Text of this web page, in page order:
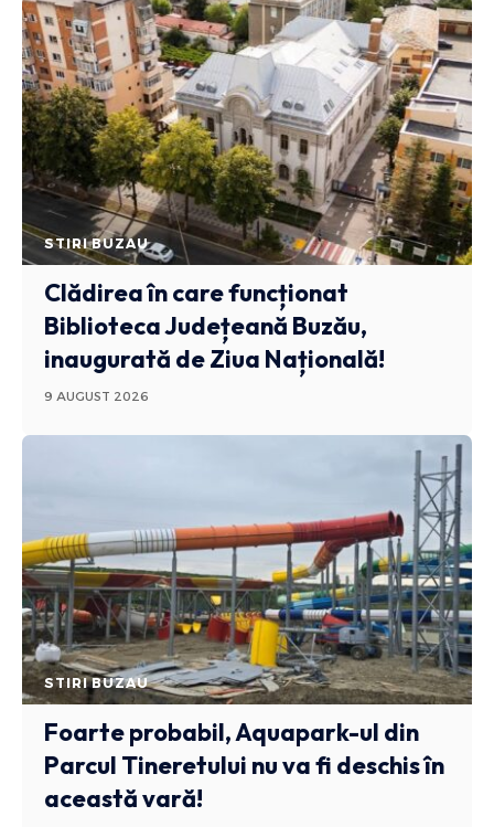
STIRI BUZAU
Clădirea în care funcționat
Biblioteca Județeană Buzău,
inaugurată de Ziua Națională!
9 AUGUST 2026
STIRI BUZAU
Foarte probabil, Aquapark-ul din
Parcul Tineretului nu va fi deschis în
această vară!